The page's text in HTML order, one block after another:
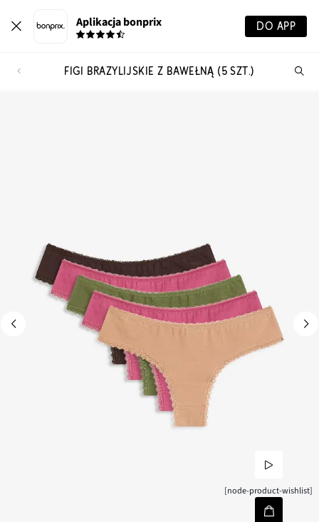
Aplikacja bonprix DO APP
FIGI BRAZYLIJSKIE Z BAWEŁNĄ (5 SZT.)
[node-product-wishlist]